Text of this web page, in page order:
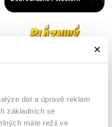
dat a úpravě reklam
základních se
máte režii ve